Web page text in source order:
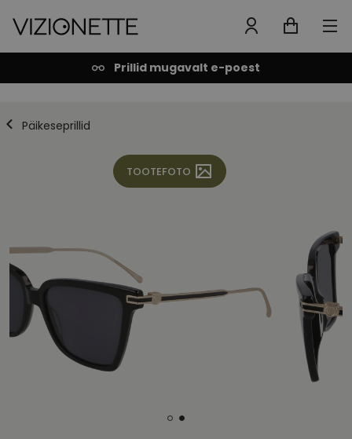
Prillid mugavalt e-poest
Päikeseprillid
TOOTEFOTO